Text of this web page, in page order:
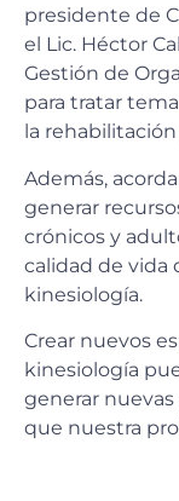
presidente de
el Lic. Héctor
Gestión de
para tratar
la
Además,
generar
crónicos y
calidad de vida
kinesiología.
Crear nuevos
kinesiología
generar
que nuestra